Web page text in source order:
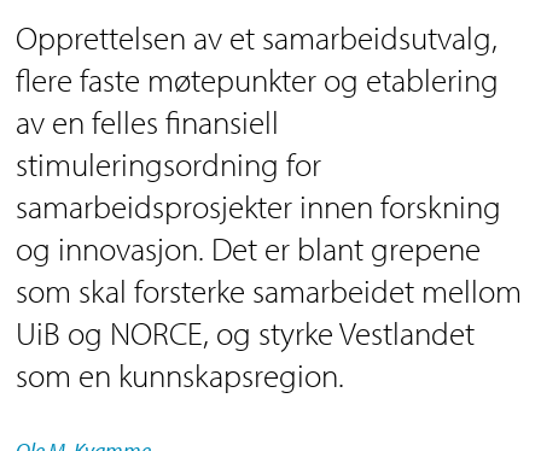
Opprettelsen av et samarbeidsutvalg,
flere faste møtepunkter og etablering
av en felles finansiell
stimuleringsordning for
samarbeidsprosjekter innen forskning
og innovasjon. Det er blant grepene
som skal forsterke samarbeidet mellom
UiB og NORCE, og styrke Vestlandet
som en kunnskapsregion.